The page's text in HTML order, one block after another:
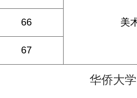
美
66
67
华侨大